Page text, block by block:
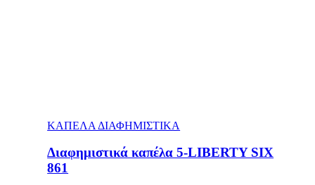
ΚΑΠΕΛΑ ΔΙΑΦΗΜΙΣΤΙΚΑ
Διαφημιστικά καπέλα 5-LIBERTY SIX
861